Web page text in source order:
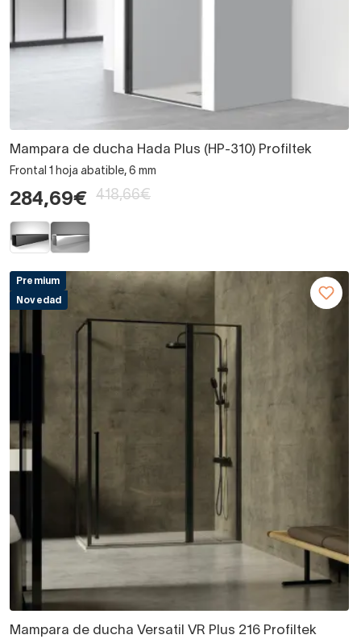
Mampara de ducha Hada Plus (HP-310) Profiltek
Frontal 1 hoja abatible, 6 mm
284,69€ 418,66€
Premium
Novedad
Mampara de ducha Versatil VR Plus 216 Profiltek